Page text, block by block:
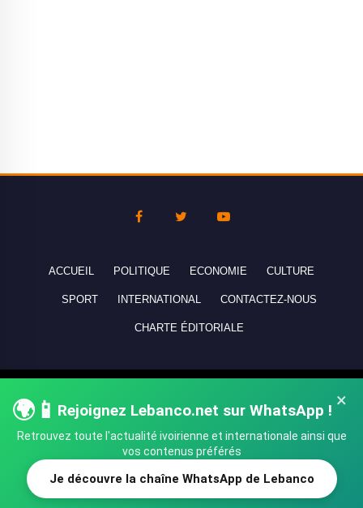
SHARE TWEET
×
🌍📱 Rejoignez Lebanco.net sur WhatsApp !
Retrouvez toute l'actualité ivoirienne et internationale ainsi que
vos contenus préférés
Je découvre la chaîne WhatsApp de Lebanco
ACCUEIL POLITIQUE ECONOMIE CULTURE
SPORT INTERNATIONAL CONTACTEZ-NOUS
CHARTE ÉDITORIALE
réservés - All rights reserved.